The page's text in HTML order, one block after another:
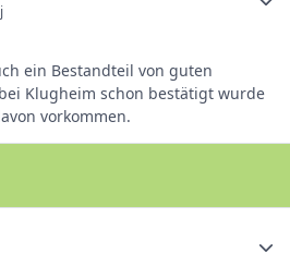
ein Bestandteil von guten
Klugheim schon bestätigt wurde
vorkommen.